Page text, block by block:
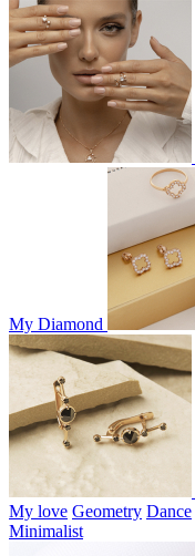
My Diamond
My love Geometry Dance
Minimalist